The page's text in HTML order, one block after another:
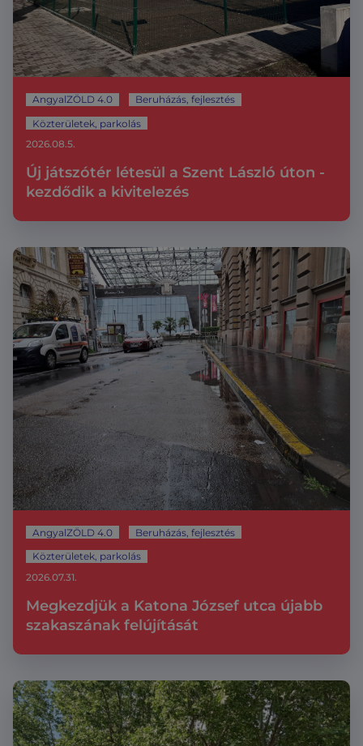
AngyalZÖLD 4.0
Beruházás, fejlesztés
Közterületek, parkolás
Új játszótér létesül a Szent László úton -
kezdődik a kivitelezés
2026.08.5.
AngyalZÖLD 4.0
Beruházás, fejlesztés
Közterületek, parkolás
Megkezdjük a Katona József utca újabb
szakaszának felújítását
2026.07.31.